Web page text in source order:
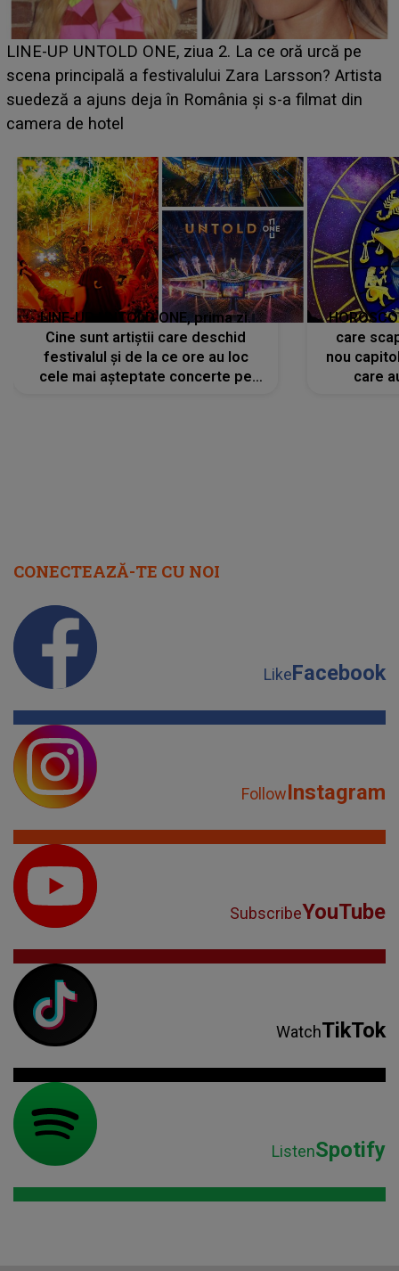
LINE-UP UNTOLD ONE, prima zi.
Cine sunt artiștii care deschid
festivalul și de la ce ore au loc
cele mai așteptate concerte pe
scena principală?
care
nou
care